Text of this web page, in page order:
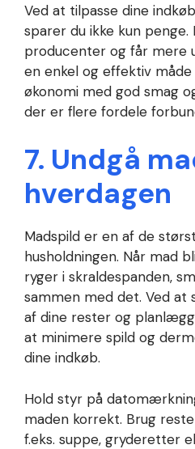
Ved at tilpasse dine
sparer du ikke kun
producenter og får mere
en enkel og effektiv
økonomi med god smag
der er flere fordele
7. Undgå
hverdagen
Madspild er en af de
husholdningen. Når mad
ryger i skraldespanden,
sammen med det. Ved
af dine rester og
at minimere spild og
dine indkøb.
Hold styr på
maden korrekt. Brug
f.eks. suppe, gryderetter